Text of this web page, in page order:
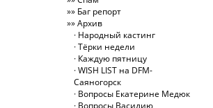
Баг репорт
Архив
Народный кастинг
Тёрки недели
Каждую пятницу
WISH LIST на DFM-
Саяногорск
Вопросы Екатерине Медюк
Вопросы Василию